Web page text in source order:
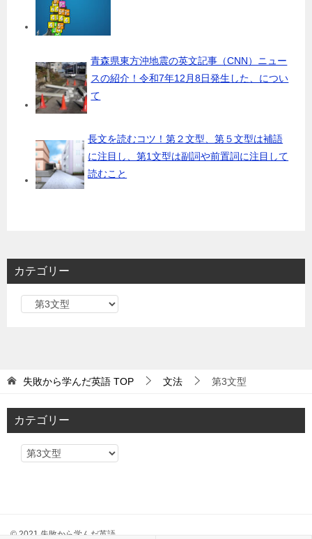
青森県東方沖地震の英文記事（CNN）ニュー
スの紹介！令和7年12月8日発生した、につい
て
長文を読むコツ！第２文型、第５文型は補語
に注目し、第1文型は副詞や前置詞に注目して
読むこと
カテゴリー
失敗から学んだ英語 TOP 文法 第3文型
カテゴリー
カ
© 2021 失敗から学んだ英語